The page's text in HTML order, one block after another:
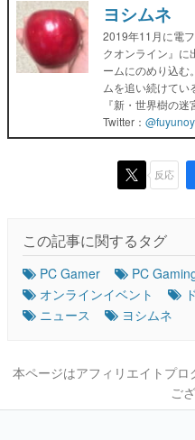
ヨシムネ
2019年11月に電
クオンライン』に
ームにのめり込む
ムを追い続けてい
『新・世界樹の迷
Twitter：
反応
この記事に関するタグ
PC Gamer
PC
オンラインイベント
ニュース
ヨシムネ
本ページはアフィリエイトプ
ご